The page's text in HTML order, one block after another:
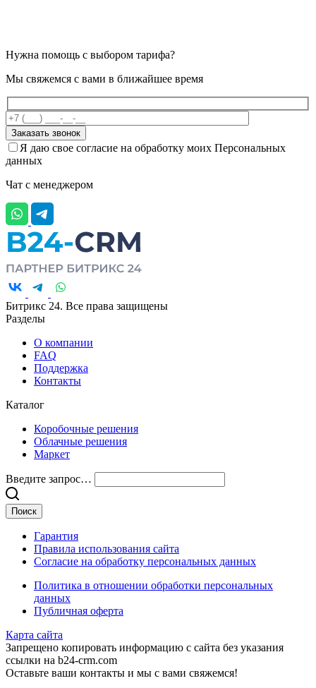
Нужна помощь с выбором тарифа?
Мы свяжемся с вами в ближайшее время
Я даю свое согласие на обработку моих Персональных
данных
Чат с менеджером
Битрикс 24. Все права защищены
Разделы
О компании
FAQ
Поддержка
Контакты
Каталог
Коробочные решения
Облачные решения
Маркет
Введите запрос…
Гарантия
Правила использования сайта
Согласие на обработку персональных данных
Политика в отношении обработки персональных
данных
Публичная оферта
Карта сайта
Запрещено копировать информацию с сайта без указания
ссылки на b24-crm.com
Оставьте ваши контакты и мы с вами свяжемся!